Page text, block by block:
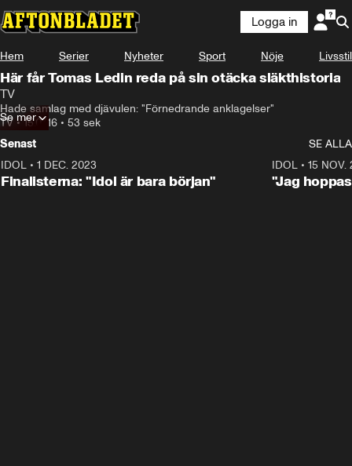
Logga in
Hem Serier Nyheter Sport Nöje Livsstil
Här får Tomas Ledin reda på sin otäcka släkthistoria
TV
Hade samlag med djävulen: "Förnedrande anklagelser"
TV •15.07.16 • 53 sek
Se mer
Senast
SE ALLA
IDOL • 1 DEC. 2023
Finalisterna: "Idol är bara början"
IDOL• 15 NOV.
"Jag